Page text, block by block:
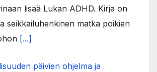
lisää Lukan ADHD. Kirja on
seikkailuhenkinen matka poikien
[...]
päivien ohjelma ja